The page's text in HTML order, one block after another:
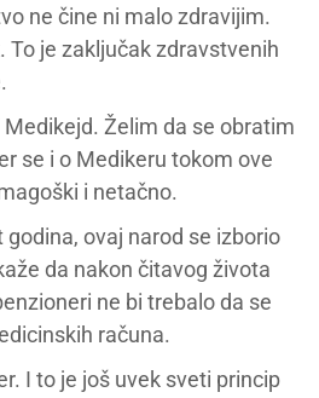
ne čine ni malo zdravijim.
To je zaključak zdravstvenih
Želim da se obratim
se i o Medikeru tokom ove
i netačno.
ovaj narod se izborio
da nakon čitavog života
ne bi trebalo da se
računa.
I to je još uvek sveti princip